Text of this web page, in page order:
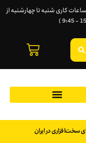
: 02171057121 تماس در ساعات کاری شنبه تا چهارشنبه از
سخت‌افزاری در ایران